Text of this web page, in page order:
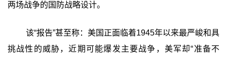
两场战争的国防战略设计。
该“报告”甚至称：美国正面临着1945年以来最严峻和具
挑战性的威胁，近期可能爆发主要战争，美军却“准备不